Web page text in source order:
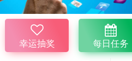
幸运抽奖 每日任务